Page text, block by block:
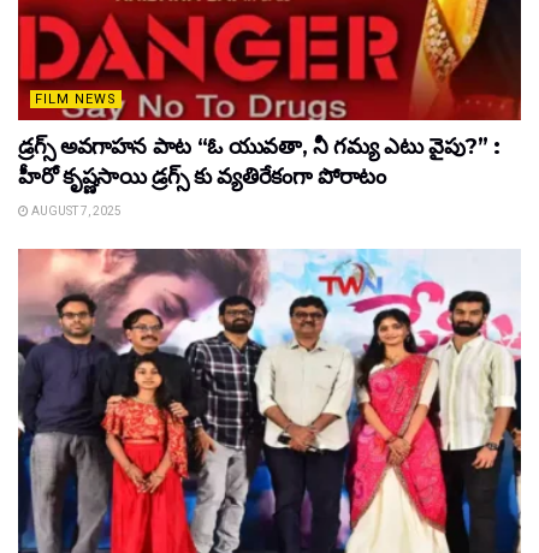
FILM NEWS
డ్రగ్స్ అవగాహన పాట “ఓ యువతా, నీ గమ్య ఎటు వైపు?” :
హీరో కృష్ణసాయి డ్రగ్స్ కు వ్యతిరేకంగా పోరాటం
AUGUST 7, 2025